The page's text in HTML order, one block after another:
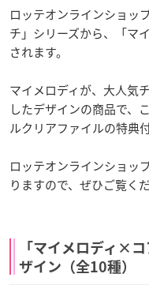
ロッテオンラインショッ
チ」シリーズから、「マ
されます。
マイメロディが、大人気
したデザインの商品で、
ルクリアファイルの特典
ロッテオンラインショッ
りますので、ぜひご覧く
「マイメロディ×
ザイン（全10種）